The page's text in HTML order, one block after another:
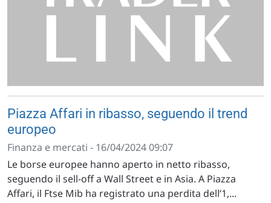
Piazza Affari in ribasso, seguendo il trend
europeo
Finanza e mercati - 16/04/2024 09:07
Le borse europee hanno aperto in netto ribasso,
seguendo il sell-off a Wall Street e in Asia. A Piazza
Affari, il Ftse Mib ha registrato una perdita dell’1,...